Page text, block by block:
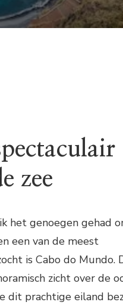
zee
het genoegen gehad
een van de meest
is Cabo do Mundo.
zicht over de
dit prachtige eiland